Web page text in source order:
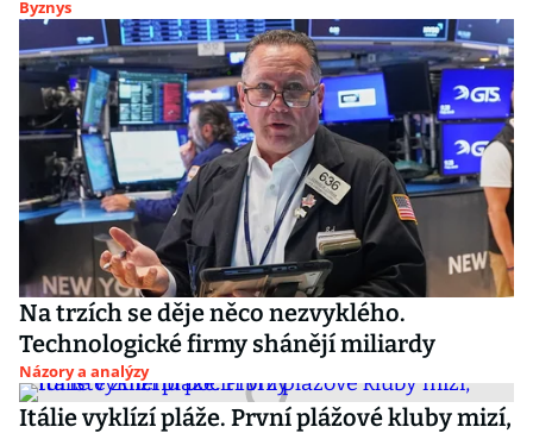
Byznys
Na trzích se děje něco nezvyklého.
Technologické firmy shánějí miliardy
Názory a analýzy
Itálie vyklízí pláže. První plážové kluby mizí,